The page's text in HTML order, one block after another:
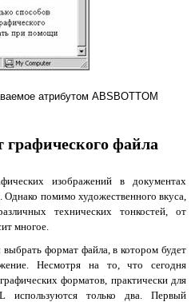
атрибутом ABSBOTTOM
файла
изображений в документах
помимо художественного вкуса,
технических тонкостей, от
многое.
формат файла, в котором будет
Несмотря на то, что сегодня
форматов, практически для
используются только два. Первый